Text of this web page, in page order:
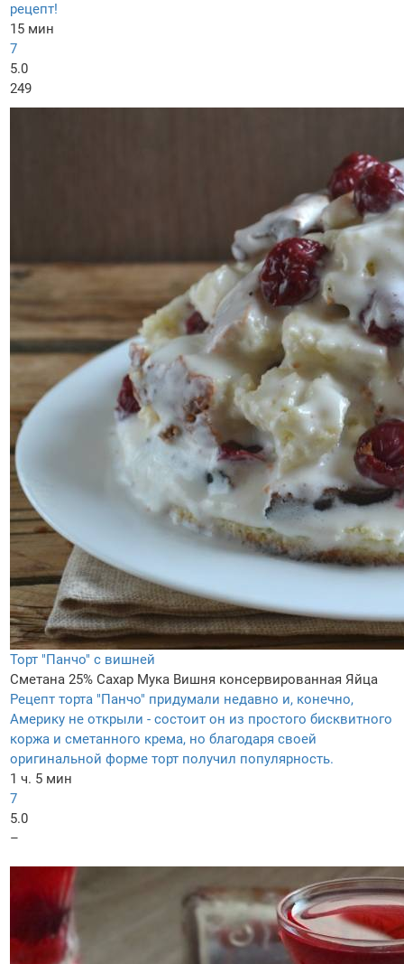
рецепт!
15 мин
7
5.0
249
Торт "Панчо" с вишней
Сметана 25% Сахар Мука Вишня консервированная Яйца
Рецепт торта "Панчо" придумали недавно и, конечно,
Америку не открыли - состоит он из простого бисквитного
коржа и сметанного крема, но благодаря своей
оригинальной форме торт получил популярность.
1 ч. 5 мин
7
5.0
–